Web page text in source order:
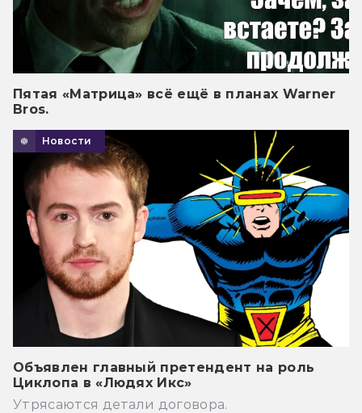
Пятая «Матрица» всё ещё в планах Warner
Bros.
Новости
Объявлен главный претендент на роль
Циклопа в «Людях Икс»
Утрясаются детали договора.